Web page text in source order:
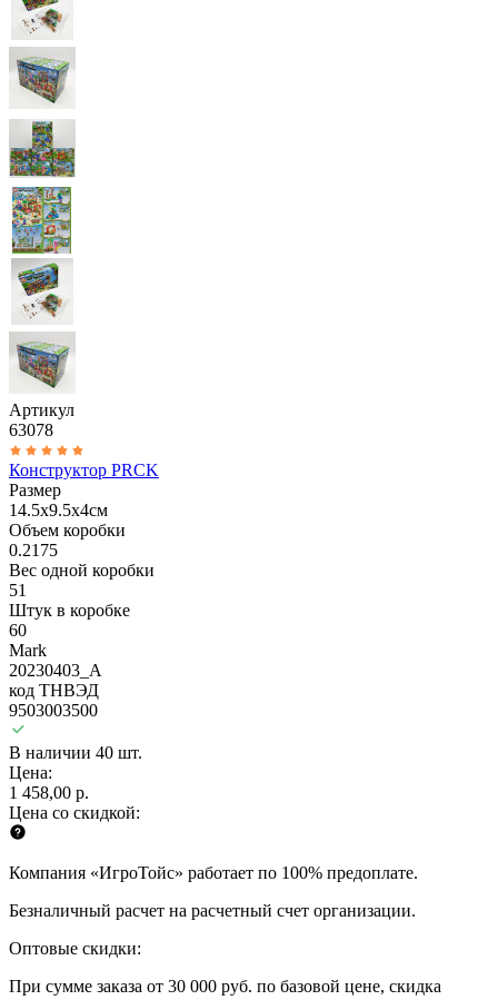
Артикул
63078
Конструктор PRCK
Размер
14.5х9.5х4см
Объем коробки
0.2175
Вес одной коробки
51
Штук в коробке
60
Mark
20230403_A
код ТНВЭД
9503003500
В наличии 40 шт.
Цена:
1 458,00 р.
Цена со скидкой:
Компания «ИгроТойс» работает по 100% предоплате.
Безналичный расчет на расчетный счет организации.
Оптовые скидки:
При сумме заказа от 30 000 руб. по базовой цене, скидка